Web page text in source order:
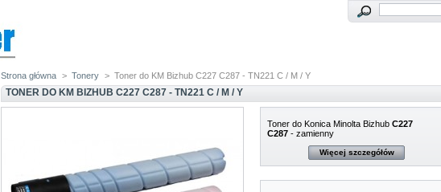
Strona główna > Tonery > Toner do KM Bizhub C227 C287 - TN221 C / M / Y
TONER DO KM BIZHUB C227 C287 - TN221 C / M / Y
Toner do Konica Minolta Bizhub C227
C287- zamienny
Więcej szczegółów